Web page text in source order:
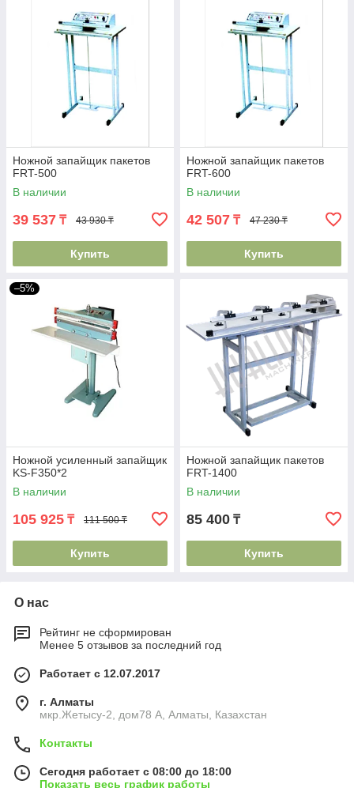
Ножной запайщик пакетов
FRT-500
В наличии
39 537 ₸ 43 930 ₸
Купить
Ножной запайщик пакетов
FRT-600
В наличии
42 507 ₸ 47 230 ₸
Купить
–5%
Ножной усиленный запайщик
KS-F350*2
В наличии
105 925 ₸ 111 500 ₸
Купить
Ножной запайщик пакетов
FRT-1400
В наличии
85 400 ₸
Купить
О нас
Рейтинг не сформирован
Менее 5 отзывов за последний год
Работает с 12.07.2017
г. Алматы
мкр.Жетысу-2, дом78 А, Алматы, Казахстан
Контакты
Сегодня работает с 08:00 до 18:00
Показать весь график работы